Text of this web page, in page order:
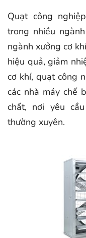
Quạt công
trong nhiều
ngành xưởng cơ
hiệu quả, giảm
cơ khí, quạt công
các nhà máy chế
chất, nơi yêu
thường xuyên.